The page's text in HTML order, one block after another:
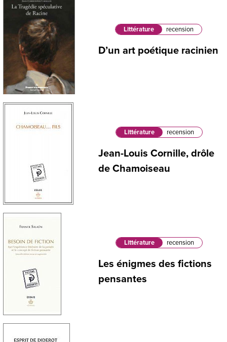
Littérature recension
D’un art poétique racinien
Littérature recension
Jean-Louis Cornille, drôle
de Chamoiseau
Littérature recension
Les énigmes des fictions
pensantes